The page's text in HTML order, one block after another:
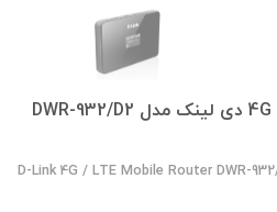
D-Link 4G / LTE Mobile Router DWR-